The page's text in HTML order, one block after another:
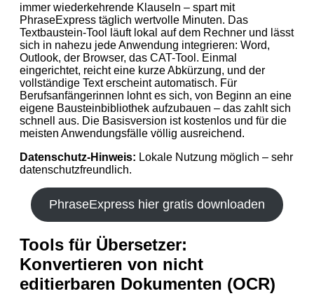
immer wiederkehrende Klauseln – spart mit
PhraseExpress täglich wertvolle Minuten. Das
Textbaustein-Tool läuft lokal auf dem Rechner und lässt
sich in nahezu jede Anwendung integrieren: Word,
Outlook, der Browser, das CAT-Tool. Einmal
eingerichtet, reicht eine kurze Abkürzung, und der
vollständige Text erscheint automatisch. Für
Berufsanfängerinnen lohnt es sich, von Beginn an eine
eigene Bausteinbibliothek aufzubauen – das zahlt sich
schnell aus. Die Basisversion ist kostenlos und für die
meisten Anwendungsfälle völlig ausreichend.
Datenschutz-Hinweis: Lokale Nutzung möglich – sehr
datenschutzfreundlich.
PhraseExpress hier gratis downloaden
Tools für Übersetzer:
Konvertieren von nicht
editierbaren Dokumenten (OCR)